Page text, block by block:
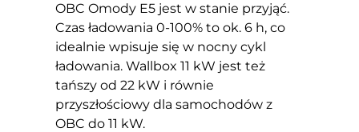
OBC Omody E5 jest w stanie przyjąć.
Czas ładowania 0-100% to ok. 6 h, co
idealnie wpisuje się w nocny cykl
ładowania. Wallbox 11 kW jest też
tańszy od 22 kW i równie
przyszłościowy dla samochodów z
OBC do 11 kW.
Zgoda na pliki cookie
Cookies to małe pliki danych, które są
przechowywane na Twoim urządzeniu podczas
przeglądania stron internetowych. Używamy ich
do poprawy działania serwisu, personalizacji treści,